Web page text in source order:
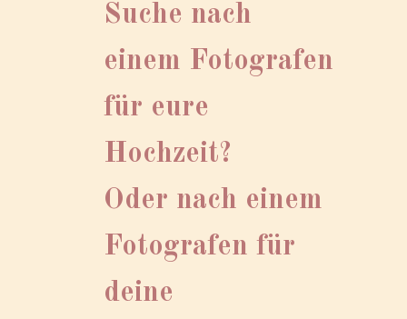
Suche nach
einem Fotografen
für eure
Hochzeit?
Oder nach einem
Fotografen für
deine